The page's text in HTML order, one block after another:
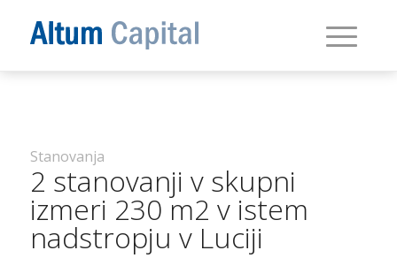
Stanovanja
2 stanovanji v skupni
izmeri 230 m2 v istem
nadstropju v Luciji